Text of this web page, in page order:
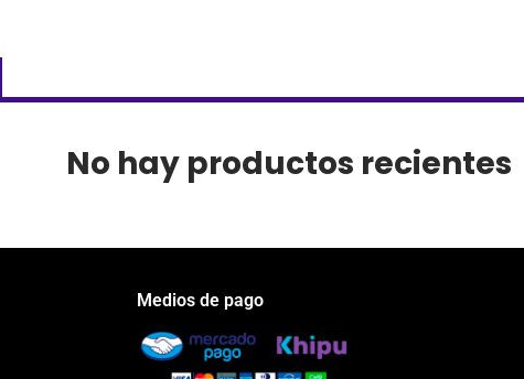
No hay productos recientes
Medios de pago